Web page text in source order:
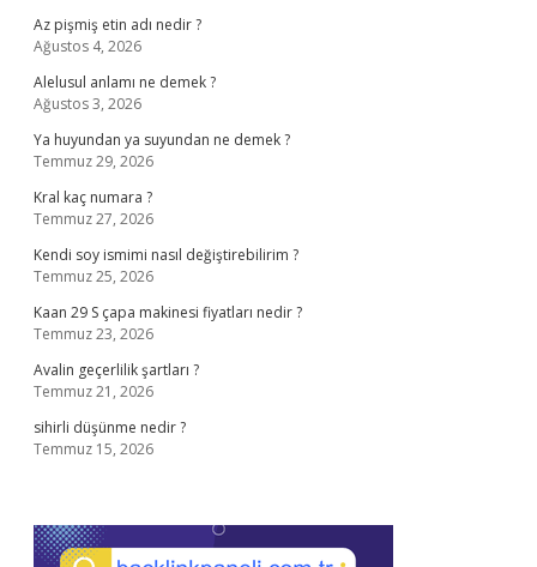
Az pişmiş etin adı nedir ?
Ağustos 4, 2026
Alelusul anlamı ne demek ?
Ağustos 3, 2026
Ya huyundan ya suyundan ne demek ?
Temmuz 29, 2026
Kral kaç numara ?
Temmuz 27, 2026
Kendi soy ismimi nasıl değiştirebilirim ?
Temmuz 25, 2026
Kaan 29 S çapa makinesi fiyatları nedir ?
Temmuz 23, 2026
Avalin geçerlilik şartları ?
Temmuz 21, 2026
sihirli düşünme nedir ?
Temmuz 15, 2026